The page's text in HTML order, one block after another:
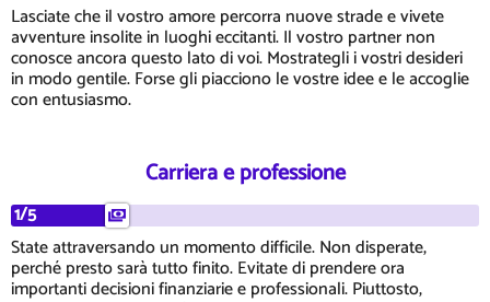
Lasciate che il vostro amore percorra nuove strade e vivete
avventure insolite in luoghi eccitanti. Il vostro partner non
conosce ancora questo lato di voi. Mostrategli i vostri desideri
in modo gentile. Forse gli piacciono le vostre idee e le accoglie
con entusiasmo.
Carriera e professione
1/5
State attraversando un momento difficile. Non disperate,
perché presto sarà tutto finito. Evitate di prendere ora
importanti decisioni finanziarie e professionali. Piuttosto,